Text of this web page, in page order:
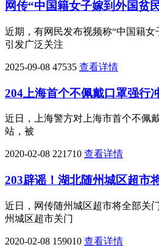
网传“中国籍女子嫁到外国贫
近期，有网民发布视频称“中国籍
引发广泛关注
2025-09-08 47535 查看详情
204上海首个不佩戴口罩强行
近日，上海警方对上海市首个不佩
站，被
2020-02-08 221710 查看详情
203辟谣！湖北随州城区超市
近日，网传随州城区超市将全部关
州城区超市关门
2020-02-08 159010 查看详情